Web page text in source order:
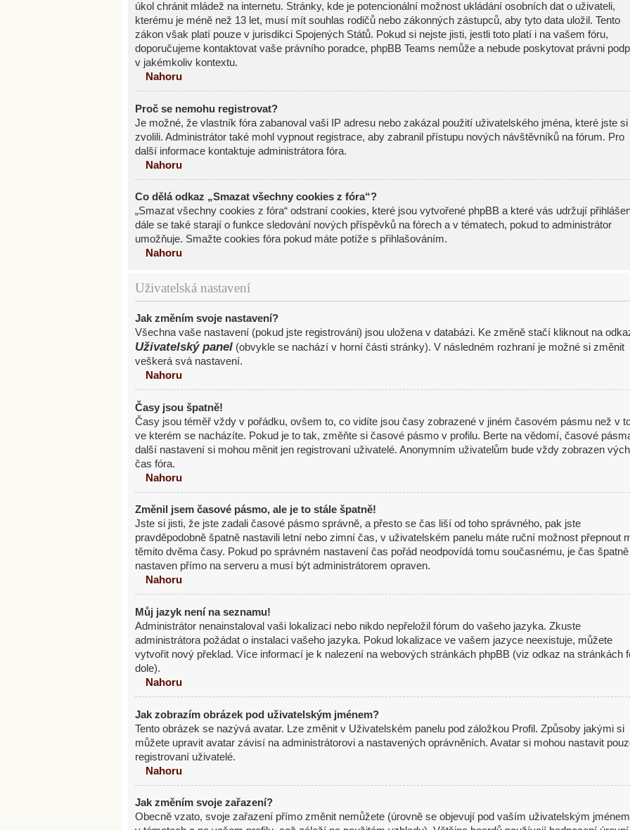
úkol chránit mládež na internetu. Stránky, kde je potencionální možnost ukládání osobních dat o uživateli,
kterému je méně než 13 let, musí mít souhlas rodičů nebo zákonných zástupců, aby tyto data uložil. Tento
zákon však platí pouze v jurisdikci Spojených Států. Pokud si nejste jisti, jestli toto platí i na vašem fóru,
doporučujeme kontaktovat vaše právního poradce, phpBB Teams nemůže a nebude poskytovat právni
v jakémkoliv kontextu.
Nahoru
Proč se nemohu registrovat?
Je možné, že vlastník fóra zabanoval vaši IP adresu nebo zakázal použití uživatelského jména, které jste si
zvolili. Administrátor také mohl vypnout registrace, aby zabranil přístupu nových návštěvníků na fórum. Pro
další informace kontaktuje administrátora fóra.
Nahoru
Co dělá odkaz „Smazat všechny cookies z fóra“?
„Smazat všechny cookies z fóra“ odstraní cookies, které jsou vytvořené phpBB a které vás udržují
dále se také starají o funkce sledování nových příspěvků na fórech a v tématech, pokud to administrátor
umožňuje. Smažte cookies fóra pokud máte potíže s přihlašováním.
Nahoru
Uživatelská nastavení
Jak změním svoje nastavení?
Všechna vaše nastavení (pokud jste registrováni) jsou uložena v databázi. Ke změně stačí kliknout na
Uživatelský panel (obvykle se nachází v horní části stránky). V následném rozhraní je možné si změnit
veškerá svá nastavení.
Nahoru
Časy jsou špatně!
Časy jsou téměř vždy v pořádku, ovšem to, co vidíte jsou časy zobrazené v jiném časovém pásmu než v
ve kterém se nacházíte. Pokud je to tak, změňte si časové pásmo v profilu. Berte na vědomí, časové
další nastavení si mohou měnit jen registrovaní uživatelé. Anonymním uživatelům bude vždy zobrazen
čas fóra.
Nahoru
Změnil jsem časové pásmo, ale je to stále špatně!
Jste si jisti, že jste zadali časové pásmo správně, a přesto se čas liší od toho správného, pak jste
pravděpodobně špatně nastavili letní nebo zimní čas, v uživatelském panelu máte ruční možnost přepnout
těmito dvěma časy. Pokud po správném nastavení čas pořád neodpovídá tomu současnému, je čas špatně
nastaven přímo na serveru a musí být administrátorem opraven.
Nahoru
Můj jazyk není na seznamu!
Administrátor nenainstaloval vaši lokalizaci nebo nikdo nepřeložil fórum do vašeho jazyka. Zkuste
administrátora požádat o instalaci vašeho jazyka. Pokud lokalizace ve vašem jazyce neexistuje, můžete
vytvořit nový překlad. Více informací je k nalezení na webových stránkách phpBB (viz odkaz na stránkách
dole).
Nahoru
Jak zobrazím obrázek pod uživatelským jménem?
Tento obrázek se nazývá avatar. Lze změnit v Uživatelském panelu pod záložkou Profil. Způsoby jakými si
můžete upravit avatar závisí na administrátorovi a nastavených oprávněních. Avatar si mohou nastavit
registrovaní uživatelé.
Nahoru
Jak změním svoje zařazení?
Obecně vzato, svoje zařazení přímo změnit nemůžete (úrovně se objevují pod vaším uživatelským jménem